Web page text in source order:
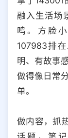
融入生活场
鸣。方脸
107983排
明、有故事
做得像日常
单。
做内容，抓